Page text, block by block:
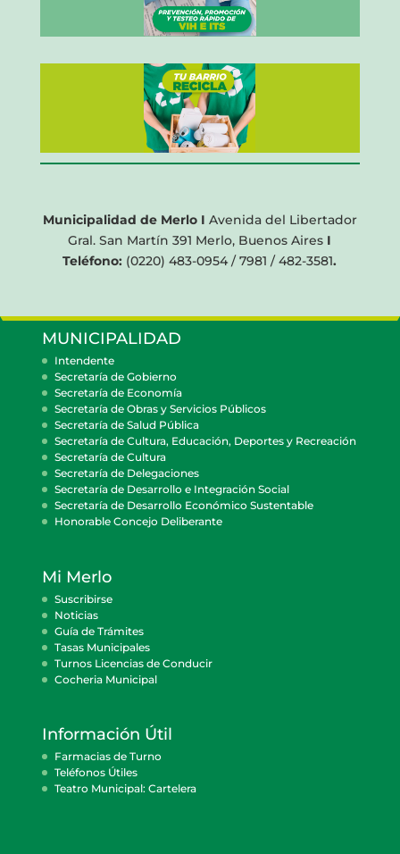
Municipalidad de Merlo I Avenida del Libertador
Gral. San Martín 391 Merlo, Buenos Aires I
Teléfono: (0220) 483-0954 / 7981 / 482-3581.
MUNICIPALIDAD
Intendente
Secretaría de Gobierno
Secretaría de Economía
Secretaría de Obras y Servicios Públicos
Secretaría de Salud Pública
Secretaría de Cultura, Educación, Deportes y Recreación
Secretaría de Cultura
Secretaría de Delegaciones
Secretaría de Desarrollo e Integración Social
Secretaría de Desarrollo Económico Sustentable
Honorable Concejo Deliberante
Mi Merlo
Suscribirse
Noticias
Guía de Trámites
Tasas Municipales
Turnos Licencias de Conducir
Cocheria Municipal
Información Útil
Farmacias de Turno
Teléfonos Útiles
Teatro Municipal: Cartelera